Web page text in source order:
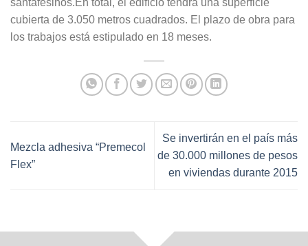
santafesinos.En total, el edificio tendrá una superficie
cubierta de 3.050 metros cuadrados. El plazo de obra para
los trabajos está estipulado en 18 meses.
Mezcla adhesiva “Premecol
Flex”
Se invertirán en el país más
de 30.000 millones de pesos
en viviendas durante 2015